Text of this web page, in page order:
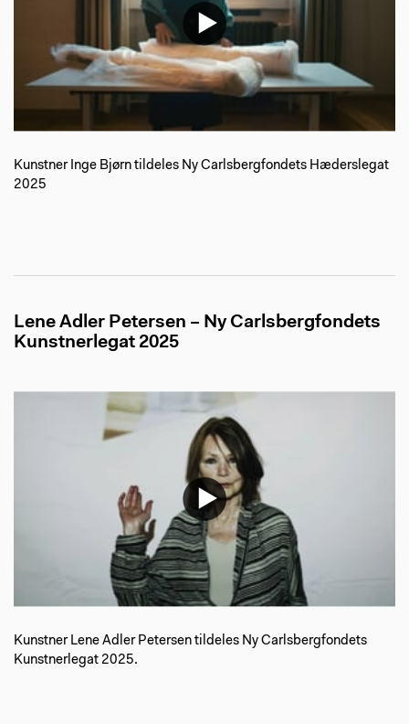
Kunstner Inge Bjørn tildeles Ny Carlsbergfondets Hæderslegat
2025
Lene Adler Petersen – Ny Carlsbergfondets
Kunstnerlegat 2025
Kunstner Lene Adler Petersen tildeles Ny Carlsbergfondets
Kunstnerlegat 2025.